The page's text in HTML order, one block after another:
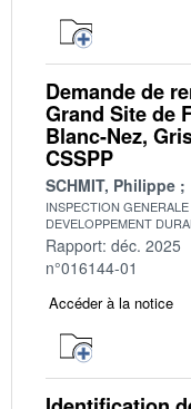
Demande de
Grand Site de
Blanc-Nez,
CSSPP
SCHMIT, Philippe
INSPECTION
DEVELOPPEMENT
Rapport: déc. 2025
n°016144-01
Accéder à la notice